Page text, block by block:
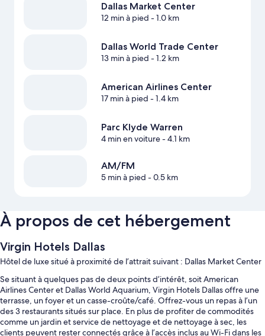
Dallas Market Center
12 min à pied - 1.0 km
Dallas World Trade Center
13 min à pied - 1.2 km
American Airlines Center
17 min à pied - 1.4 km
Parc Klyde Warren
4 min en voiture- 4.1 km
AM/FM
5 min à pied - 0.5 km
À propos de cet hébergement
Virgin Hotels Dallas
Hôtel de luxe situé à proximité de l’attrait suivant : Dallas Market Center
Se situant à quelques pas de deux points d’intérêt, soit American
Airlines Center et Dallas World Aquarium, Virgin Hotels Dallas offre une
terrasse, un foyer et un casse-croûte/café. Offrez-vous un repas à l’un
des 3 restaurants situés sur place. En plus de profiter de commodités
comme un jardin et service de nettoyage et de nettoyage à sec, les
clients peuvent rester connectés grâce à l’accès inclus au Wi-Fi dans les